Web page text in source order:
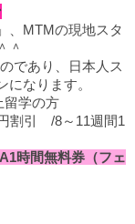
、MTMの現地スタ
＾
であり、日本人ス
なります。
留学の方
割引 /8～11週間1
時間無料券（フェ